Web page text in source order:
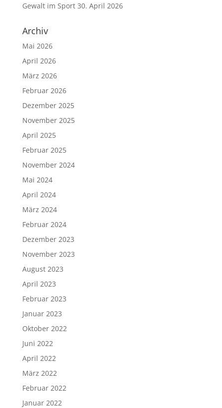
Gewalt im Sport 30. April 2026
Archiv
Mai 2026
April 2026
März 2026
Februar 2026
Dezember 2025
November 2025
April 2025
Februar 2025
November 2024
Mai 2024
April 2024
März 2024
Februar 2024
Dezember 2023
November 2023
August 2023
April 2023
Februar 2023
Januar 2023
Oktober 2022
Juni 2022
April 2022
März 2022
Februar 2022
Januar 2022